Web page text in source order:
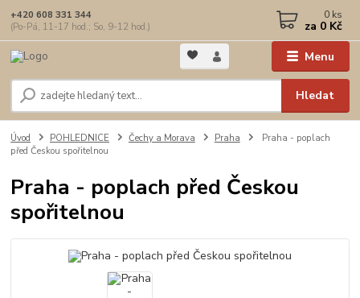
Menu
Hledat
+420 608 331 344
(Po-Pá, 11-17 hod.; So, 9-12 hod.)
0 ks
za 0 Kč
Úvod POHLEDNICE Čechy a Morava Praha
Praha - poplach
před Českou spořitelnou
Praha - poplach před Českou
spořitelnou